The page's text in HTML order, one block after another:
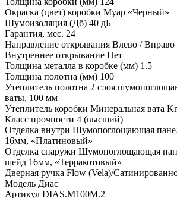
Окраска (цвет) коробки Муар «Черный»
Шумоизоляция (Дб) 40 дБ
Гарантия, мес. 24
Направление открывания Влево / Вправо
Внутреннее открывание Нет
Толщина металла в коробке (мм) 1.5
Толщина полотна (мм) 100
Утеплитель полотна 2 слоя
ваты, 100 мм
Утеплитель коробки Минеральная вата
Класс прочности 4 (высший)
Отделка внутри Шумопоглощающая
16мм, «Платиновый»
Отделка снаружи Шумопоглощающая
шейд 16мм, «Терракотовый»
Дверная ручка Flow (Vela)/
Модель Диас
Артикул DIAS.M100M.2